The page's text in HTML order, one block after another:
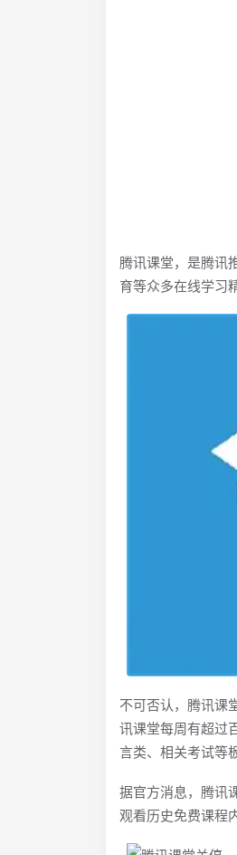
腾讯课堂，是腾讯
育等众多在线学习
不可否认，腾讯课
讯课堂每周有超过
言类、相关考试等
据官方消息，腾讯
观看历史免费课程